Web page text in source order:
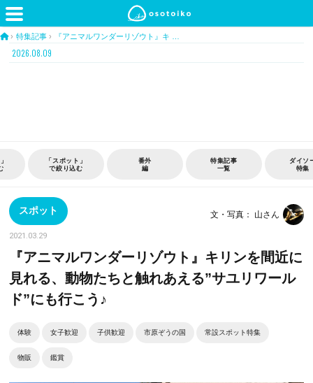
› 特集記事 › 『アニマルワンダーリゾウト』キ …
2026.08.09
特集記事
一覧
ダイソー
特集
おうち
時間
スポット 文・写真： 山さん
2021.03.29
『アニマルワンダーリゾウト』キリンを間近に
見れる、動物たちと触れあえる”サユリワール
ド”にも行こう♪
体験 女子歓迎 子供歓迎 市原ぞうの国 常設スポット特集
物販 鑑賞